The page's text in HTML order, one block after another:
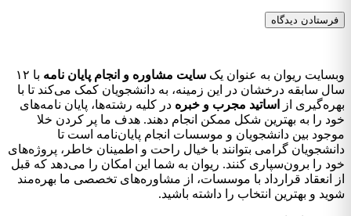
وبسایت ریوان به عنوان یک سایت مشاوره و انجام پایان نامه
با ۱۲
سال سابقه درخشان در این زمینه، به دانشجویان کمک می‌کند تا با
بهره‌گیری از
اساتید مجرب و خبره در کلیه رشته‌ها، پایان نامه‌های
خود را به بهترین شکل ممکن انجام دهند. هدف ما پر کردن خلا
موجود بین دانشجویان و موسسات انجام پایان‌نامه است تا
دانشجویان گرامی بتوانند با خیال راحت و اطمینان خاطر، پروژه‌های
خود را برون‌سپاری کنند. ریوان به شما این امکان را می‌دهد که قبل
از انعقاد قرارداد با موسسات، از مشاوره‌های تخصصی ما بهره‌مند
شوید و بهترین انتخاب را داشته باشید.